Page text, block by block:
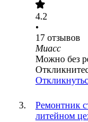
4.2
•
17 отзывов
Миасс
Можно без
Ремонтник
литейном